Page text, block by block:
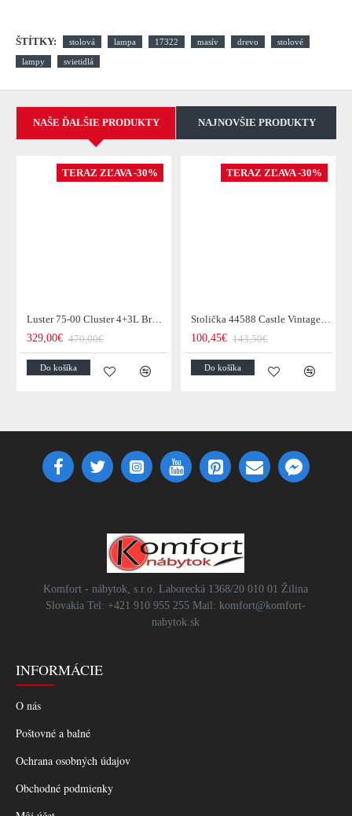
ŠTÍTKY: stolová lampa 17322 masív drevo stolové
lampy svietidlá
NAŠE ĎALŠIE PRODUKTY NAJNOVŠIE PRODUKTY
TERAZ ZĽAVA -30%
Luster 75-00 Cluster 4+3L Brown + Jantar Glass
329,00€ 470,00€
Do košíka
TERAZ ZĽAVA -30%
Stolička 44588 Castle Vintage Black
100,45€ 143,50€
Do košíka
Komfort - nábytok, s.r.o. Laborecká 1368/20 010 01 Žilina
Slovakia Tel: +421 910 955 255 Mail: komfort@komfort-
nabytok.sk
INFORMÁCIE
O nás
Poštovné a balné
Ochrana osobných údajov
Obchodné podmienky